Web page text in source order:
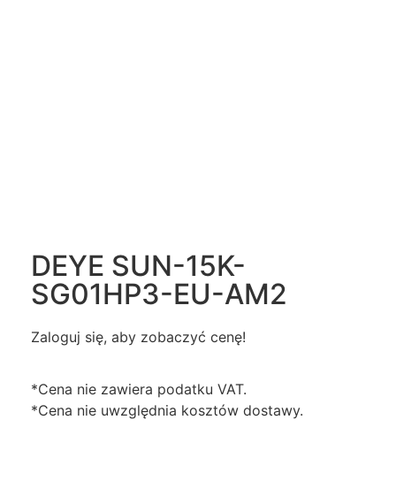
DEYE SUN-15K-
SG01HP3-EU-AM2
Zaloguj się, aby zobaczyć cenę!
*Cena nie zawiera podatku VAT.
*Cena nie uwzględnia kosztów dostawy.